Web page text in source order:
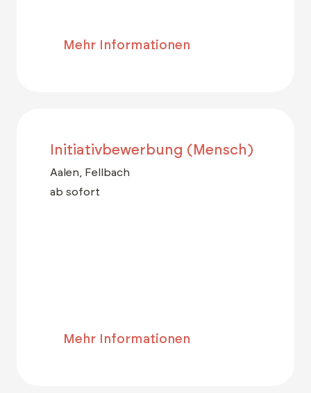
Mehr Informationen
Initiativbewerbung (Mensch)
Aalen, Fellbach
ab sofort
Mehr Informationen